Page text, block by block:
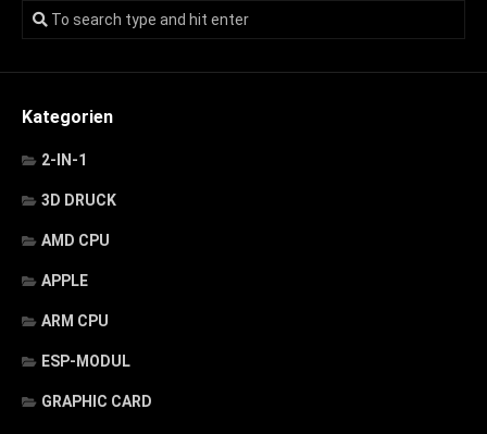
Kategorien
2-IN-1
3D DRUCK
AMD CPU
APPLE
ARM CPU
ESP-MODUL
GRAPHIC CARD